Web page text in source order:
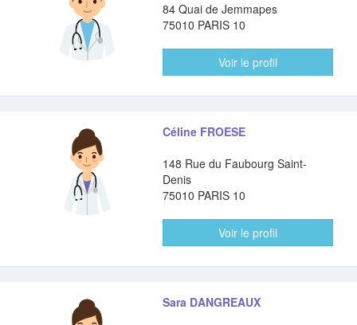
84 Quai de Jemmapes
75010 PARIS 10
Voir le profil
Céline FROESE
148 Rue du Faubourg Saint-
Denis
75010 PARIS 10
Voir le profil
Sara DANGREAUX